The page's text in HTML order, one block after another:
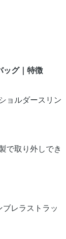
ッグ｜特徴
ョルダースリン
で取り外しでき
レラストラッ